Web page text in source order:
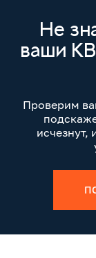
Не
ваши
Проверим
исчезнут,